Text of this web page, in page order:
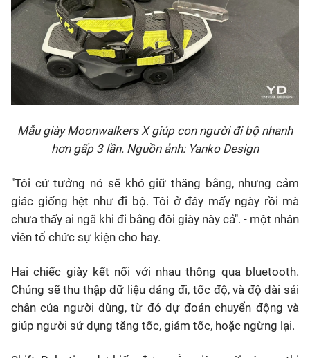
Mẫu giày Moonwalkers X giúp con người đi bộ nhanh
hơn gấp 3 lần. Nguồn ảnh: Yanko Design
"Tôi cứ tưởng nó sẽ khó giữ thăng bằng, nhưng cảm
giác giống hệt như đi bộ. Tôi ở đây mấy ngày rồi mà
chưa thấy ai ngã khi đi bằng đôi giày này cả". - một nhân
viên tổ chức sự kiện cho hay.
Hai chiếc giày kết nối với nhau thông qua bluetooth.
Chúng sẽ thu thập dữ liệu dáng đi, tốc độ, và độ dài sải
chân của người dùng, từ đó dự đoán chuyển động và
giúp người sử dụng tăng tốc, giảm tốc, hoặc ngừng lại.